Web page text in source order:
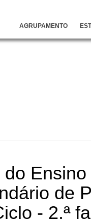
AGRUPAMENTO
de
- 2.ª